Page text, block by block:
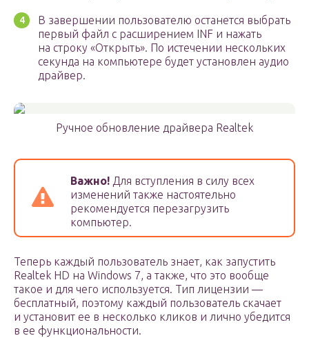
В завершении пользователю останется выбрать
первый файл с расширением INF и нажать
на строку «Открыть». По истечении нескольких
секунда на компьютере будет установлен аудио
драйвер.
Ручное обновление драйвера Realtek
Важно! Для вступления в силу всех
изменений также настоятельно
рекомендуется перезагрузить
компьютер.
Теперь каждый пользователь знает, как запустить
Realtek HD на Windows 7, а также, что это вообще
такое и для чего используется. Тип лицензии —
бесплатный, поэтому каждый пользователь скачает
и установит ее в несколько кликов и лично убедится
в ее функциональности.